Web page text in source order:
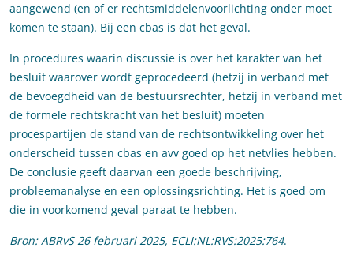
aangewend (en of er rechtsmiddelenvoorlichting onder moet
komen te staan). Bij een cbas is dat het geval.
In procedures waarin discussie is over het karakter van het
besluit waarover wordt geprocedeerd (hetzij in verband met
de bevoegdheid van de bestuursrechter, hetzij in verband met
de formele rechtskracht van het besluit) moeten
procespartijen de stand van de rechtsontwikkeling over het
onderscheid tussen cbas en avv goed op het netvlies hebben.
De conclusie geeft daarvan een goede beschrijving,
probleemanalyse en een oplossingsrichting. Het is goed om
die in voorkomend geval paraat te hebben.
Bron:ABRvS 26 februari 2025, ECLI:NL:RVS:2025:764.